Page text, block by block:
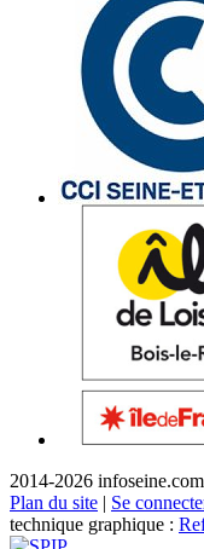
2014-2026 infoseine.com
Plan du site | Se
technique graphique :